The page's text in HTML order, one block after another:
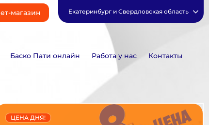
магазин Екатеринбург и Свердловская область
Баско Пати онлайн Работа у нас Контакты
ЦЕНА ДНЯ!